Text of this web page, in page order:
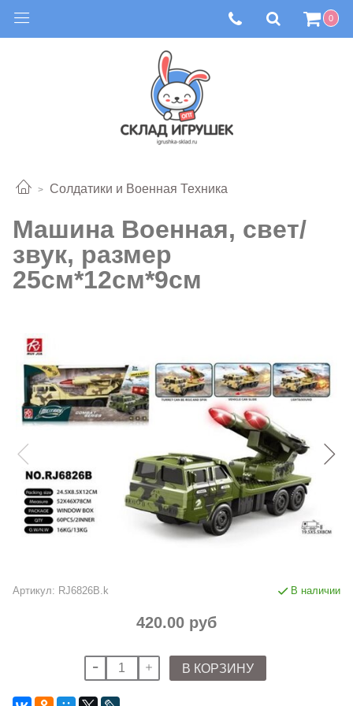
0
Солдатики и Военная Техника
Машина Военная, свет/
звук, размер
25см*12см*9см
Артикул: RJ6826B.k В наличии
420.00 руб
В КОРЗИНУ